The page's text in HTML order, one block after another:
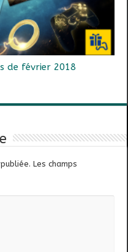
de février 2018
Les champs